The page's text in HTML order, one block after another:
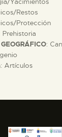
Restos
Protección
Prehistoria
:
: Artículos